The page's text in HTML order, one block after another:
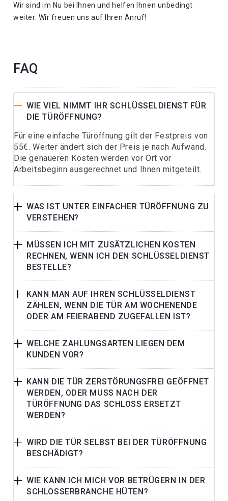
Wir sind im Nu bei Ihnen und helfen Ihnen unbedingt
weiter. Wir freuen uns auf Ihren Anruf!
FAQ
WIE VIEL NIMMT IHR SCHLÜSSELDIENST FÜR
DIE TÜRÖFFNUNG?
Für eine einfache Türöffnung gilt der Festpreis von
55€. Weiter ändert sich der Preis je nach Aufwand.
Die genaueren Kosten werden vor Ort vor
Arbeitsbeginn ausgerechnet und Ihnen mitgeteilt.
WAS IST UNTER EINFACHER TÜRÖFFNUNG ZU
VERSTEHEN?
MÜSSEN ICH MIT ZUSÄTZLICHEN KOSTEN
RECHNEN, WENN ICH DEN SCHLÜSSELDIENST
BESTELLE?
KANN MAN AUF IHREN SCHLÜSSELDIENST
ZÄHLEN, WENN DIE TÜR AM WOCHENENDE
ODER AM FEIERABEND ZUGEFALLEN IST?
WELCHE ZAHLUNGSARTEN LIEGEN DEM
KUNDEN VOR?
KANN DIE TÜR ZERSTÖRUNGSFREI GEÖFFNET
WERDEN, ODER MUSS NACH DER
TÜRÖFFNUNG DAS SCHLOSS ERSETZT
WERDEN?
WIRD DIE TÜR SELBST BEI DER TÜRÖFFNUNG
BESCHÄDIGT?
WIE KANN ICH MICH VOR BETRÜGERN IN DER
SCHLOSSERBRANCHE HÜTEN?